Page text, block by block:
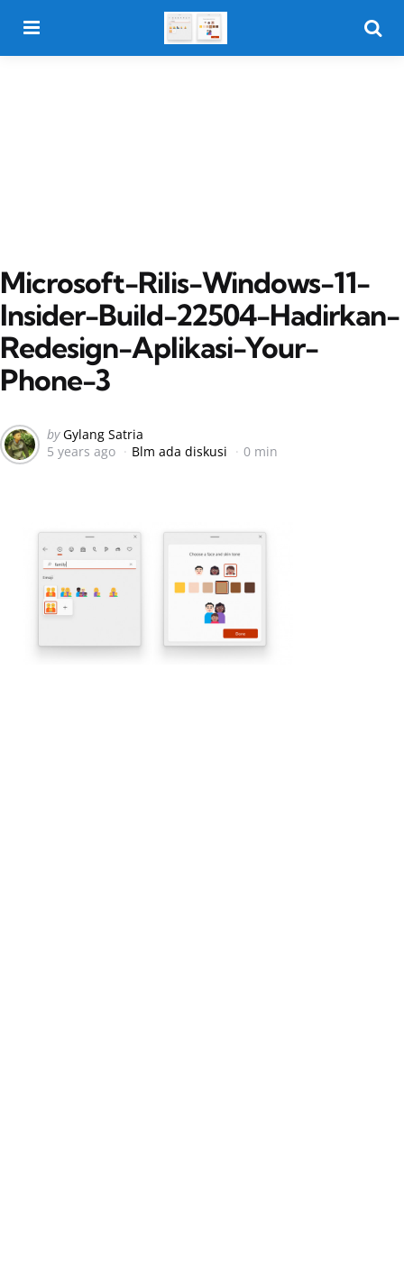
Microsoft-Rilis-Windows-11-
Insider-Build-22504-Hadirkan-
Redesign-Aplikasi-Your-
Phone-3
Posted
by
by Gylang Satria
5 years ago
Blm ada diskusi 0 min